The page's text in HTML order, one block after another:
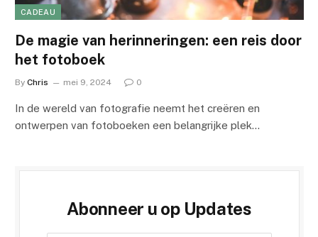
CADEAU
De magie van herinneringen: een reis door
het fotoboek
By Chris mei 9, 2024 0
In de wereld van fotografie neemt het creëren en
ontwerpen van fotoboeken een belangrijke plek…
Abonneer u op Updates